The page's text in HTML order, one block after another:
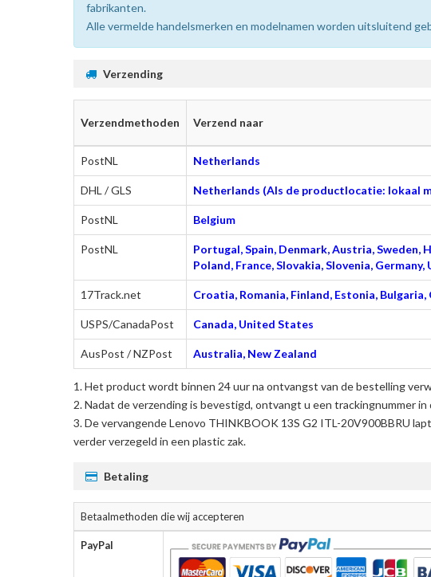
fabrikanten.
Alle vermelde handelsmerken en modelnamen worden uitsluitend
Verzending
Verzendmethoden Verzend naar
PostNL Netherlands
DHL / GLS Netherlands (Als de productlocatie: lokaal
PostNL Belgium
PostNL
Portugal, Spain, Denmark, Austria, Sweden,
Poland, France, Slovakia, Slovenia,
17Track.net Croatia, Romania, Finland, Estonia,
USPS/CanadaPost Canada, United States
AusPost / NZPost Australia, New Zealand
Het product wordt binnen 24 uur na ontvangst van de bestelling
Nadat de verzending is bevestigd, ontvangt u een trackingnummer in
Devervangende Lenovo THINKBOOK 13S G2 ITL-20V900BBRU
verder verzegeld in een plastic zak.
Betaling
Betaalmethoden die wij accepteren
PayPal